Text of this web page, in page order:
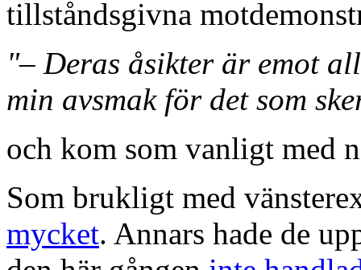
tillståndsgivna
"– Deras åsikter är emot
min avsmak för det som
och kom som vanligt med
Som brukligt med
mycket. Annars hade de